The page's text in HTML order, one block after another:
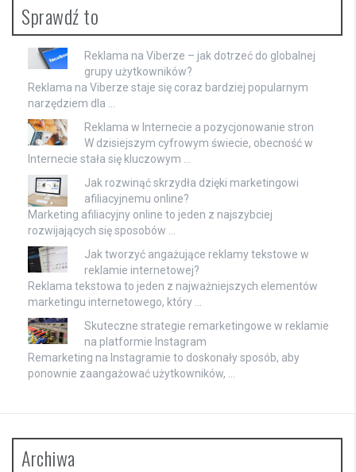
Sprawdź to
Reklama na Viberze – jak dotrzeć do globalnej
grupy użytkowników?
Reklama na Viberze staje się coraz bardziej popularnym
narzędziem dla …
Reklama w Internecie a pozycjonowanie stron
W dzisiejszym cyfrowym świecie, obecność w
Internecie stała się kluczowym …
Jak rozwinąć skrzydła dzięki marketingowi
afiliacyjnemu online?
Marketing afiliacyjny online to jeden z najszybciej
rozwijających się sposobów …
Jak tworzyć angażujące reklamy tekstowe w
reklamie internetowej?
Reklama tekstowa to jeden z najważniejszych elementów
marketingu internetowego, który …
Skuteczne strategie remarketingowe w reklamie
na platformie Instagram
Remarketing na Instagramie to doskonały sposób, aby
ponownie zaangażować użytkowników, …
Archiwa